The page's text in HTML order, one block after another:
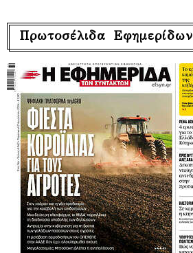
Πρωτοσέλιδα Εφημερίδων